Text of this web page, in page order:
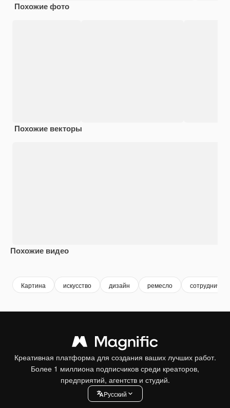
Похожие фото
Похожие векторы
Похожие видео
Картина искусство дизайн ремесло
Креативная платформа для создания ваших лучших работ.
Более 1 миллиона подписчиков среди креаторов,
предприятий, агентств и студий.
Pусский